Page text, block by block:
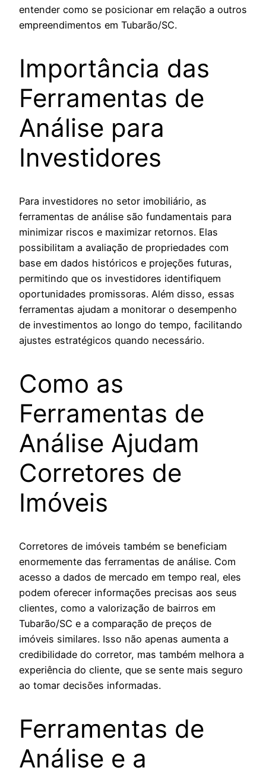
entender como se posicionar em relação a outros
empreendimentos em Tubarão/SC.
Importância das
Ferramentas de
Análise para
Investidores
Para investidores no setor imobiliário, as
ferramentas de análise são fundamentais para
minimizar riscos e maximizar retornos. Elas
possibilitam a avaliação de propriedades com
base em dados históricos e projeções futuras,
permitindo que os investidores identifiquem
oportunidades promissoras. Além disso, essas
ferramentas ajudam a monitorar o desempenho
de investimentos ao longo do tempo, facilitando
ajustes estratégicos quando necessário.
Como as
Ferramentas de
Análise Ajudam
Corretores de
Imóveis
Corretores de imóveis também se beneficiam
enormemente das ferramentas de análise. Com
acesso a dados de mercado em tempo real, eles
podem oferecer informações precisas aos seus
clientes, como a valorização de bairros em
Tubarão/SC e a comparação de preços de
imóveis similares. Isso não apenas aumenta a
credibilidade do corretor, mas também melhora a
experiência do cliente, que se sente mais seguro
ao tomar decisões informadas.
Ferramentas de
Análise e a